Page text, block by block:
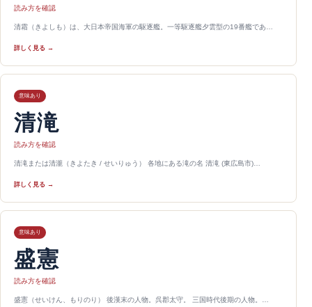
読み方を確認
清霜（きよしも）は、大日本帝国海軍の駆逐艦。一等駆逐艦夕雲型の19番艦であ…
詳しく見る →
意味あり
清滝
読み方を確認
清滝または清瀧（きよたき / せいりゅう） 各地にある滝の名 清滝 (東広島市)…
詳しく見る →
意味あり
盛憲
読み方を確認
盛憲（せいけん、もりのり） 後漢末の人物。呉郡太守。 三国時代後期の人物。…